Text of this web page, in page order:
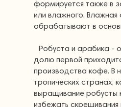
формируется также в
или влажного.
обрабатывают в
Робуста и арабика -
долю первой
производства кофе. В
тропических странах,
выращивание робусты
избежать